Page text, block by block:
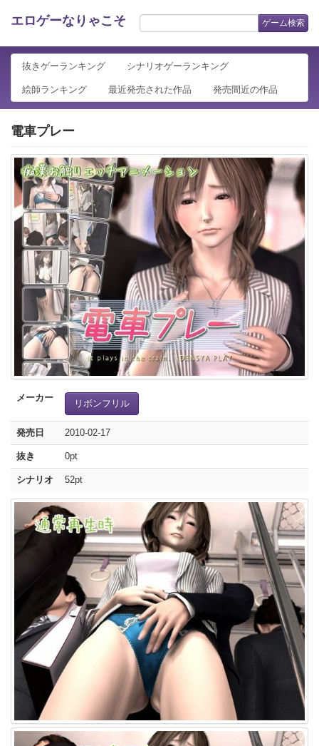
エロゲーなりゃこそ ゲーム検索
抜きゲーランキング シナリオゲーランキング
絵師ランキング 最近発売された作品 発売間近の作品
電車プレー
メーカー
リボンフリル
発売日 2010-02-17
抜き 0pt
シナリオ 52pt